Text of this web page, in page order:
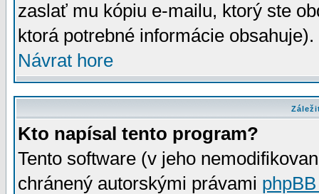
zaslať mu kópiu e-mailu, ktorý ste
ktorá potrebné informácie
Návrat hore
Kto napísal tento program?
Tento software (v jeho
chránený autorskými právami